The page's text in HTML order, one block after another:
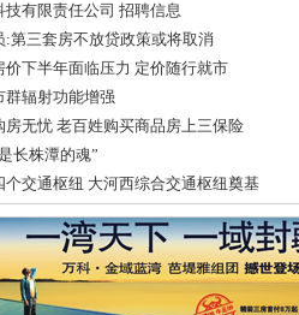
技有限责任公司 招聘信息
:第三套房不放贷政策或将取消
价下半年面临压力 定价随行就市
群辐射功能增强
房无忧 老百姓购买商品房上三保险
长株潭的魂”
个交通枢纽 大河西综合交通枢纽奠基